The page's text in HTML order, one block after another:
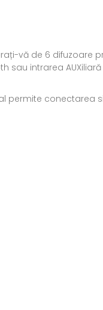
vă de 6 difuzoare
sau intrarea
permite conectarea